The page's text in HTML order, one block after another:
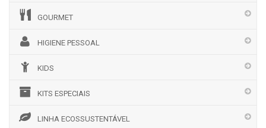
GOURMET
HIGIENE PESSOAL
KIDS
KITS ESPECIAIS
LINHA ECOSSUSTENTÁVEL